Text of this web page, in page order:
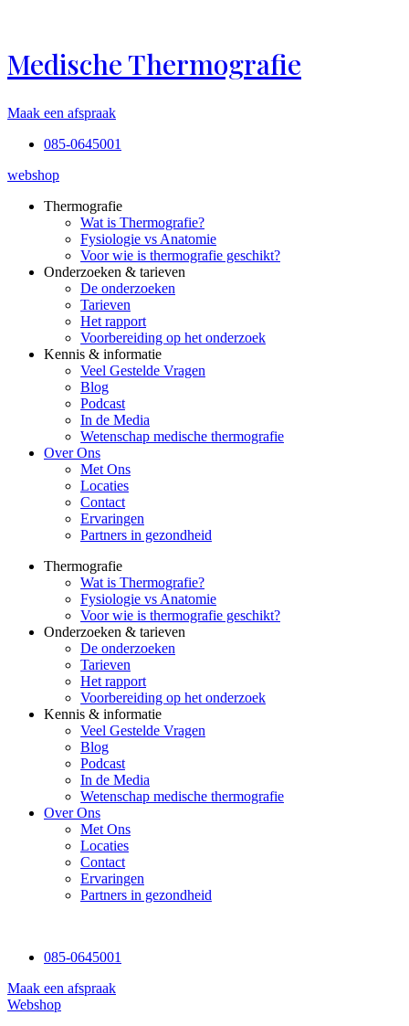
inhoud
Medische Thermografie
Maak een afspraak
085-0645001
webshop
Thermografie
Wat is Thermografie?
Fysiologie vs Anatomie
Voor wie is thermografie geschikt?
Onderzoeken & tarieven
De onderzoeken
Tarieven
Het rapport
Voorbereiding op het onderzoek
Kennis & informatie
Veel Gestelde Vragen
Blog
Podcast
In de Media
Wetenschap medische thermografie
Over Ons
Met Ons
Locaties
Contact
Ervaringen
Partners in gezondheid
Thermografie
Wat is Thermografie?
Fysiologie vs Anatomie
Voor wie is thermografie geschikt?
Onderzoeken & tarieven
De onderzoeken
Tarieven
Het rapport
Voorbereiding op het onderzoek
Kennis & informatie
Veel Gestelde Vragen
Blog
Podcast
In de Media
Wetenschap medische thermografie
Over Ons
Met Ons
Locaties
Contact
Ervaringen
Partners in gezondheid
085-0645001
Maak een afspraak
Webshop